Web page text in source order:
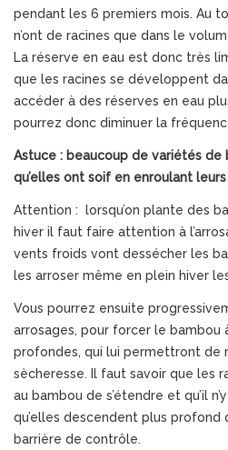
pendant les 6 premiers mois. Au
n’ont de racines que dans le
La réserve en eau est donc très
que les racines se développent
accéder à des réserves en eau
pourrez donc diminuer la
Astuce : beaucoup de variétés de
qu’elles ont soif en enroulant
Attention : lorsqu’on plante des
hiver il faut faire attention à
vents froids vont dessécher les
les arroser même en plein hiver
Vous pourrez ensuite
arrosages, pour forcer le bambou
profondes, qui lui permettront de
sècheresse. Il faut savoir que les
au bambou de s’étendre et qu’il
qu’elles descendent plus profond
barrière de contrôle.